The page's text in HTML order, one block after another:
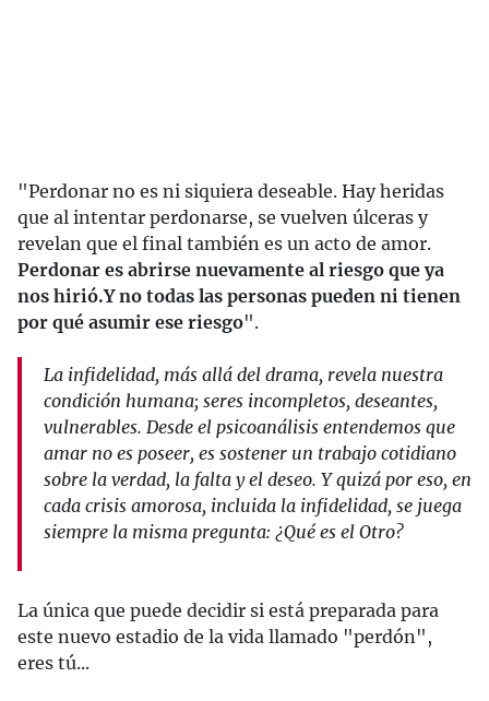
"Perdonar no es ni siquiera deseable. Hay heridas
que al intentar perdonarse, se vuelven úlceras y
revelan que el final también es un acto de amor.
Perdonar es abrirse nuevamente al riesgo que ya
nos hirió.Y no todas las personas pueden ni tienen
por qué asumir ese riesgo".
La infidelidad, más allá del drama, revela nuestra
condición humana; seres incompletos, deseantes,
vulnerables. Desde el psicoanálisis entendemos que
amar no es poseer, es sostener un trabajo cotidiano
sobre la verdad, la falta y el deseo. Y quizá por eso, en
cada crisis amorosa, incluida la infidelidad, se juega
siempre la misma pregunta: ¿Qué es el Otro?
La única que puede decidir si está preparada para
este nuevo estadio de la vida llamado "perdón",
eres tú...